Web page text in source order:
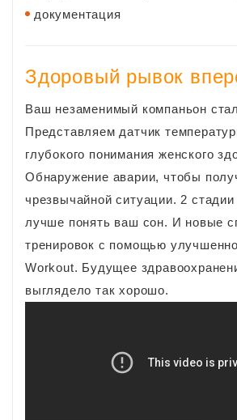
документация
​Здоровый рывок
Ваш незаменимый компаньон
Представляем датчик
глубокого понимания женского
Обнаружение аварии, чтобы
чрезвычайной ситуации. 2
лучше понять ваш сон. И новые
тренировок с помощью
Workout. Будущее
выглядело так хорошо.